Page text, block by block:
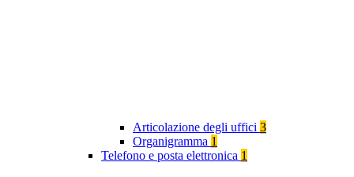
Articolazione degli uffici 3
Organigramma 1
Telefono e posta elettronica 1